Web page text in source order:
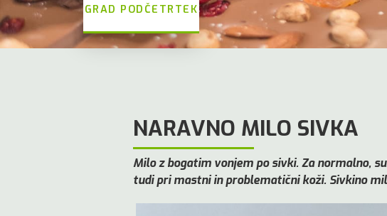
GRAD PODČETRTEK
NARAVNO MILO SIVKA
Milo z bogatim vonjem po sivki. Za normalno,
tudi pri mastni in problematični koži. Sivkino